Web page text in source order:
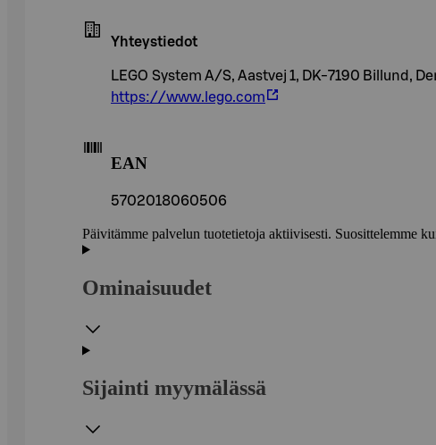
Yhteystiedot
LEGO System A/S, Aastvej 1, DK-7190 Billund,
https://www.lego.com
EAN
5702018060506
Päivitämme palvelun tuotetietoja aktiivisesti. Suosittelemme
Ominaisuudet
Sijainti myymälässä